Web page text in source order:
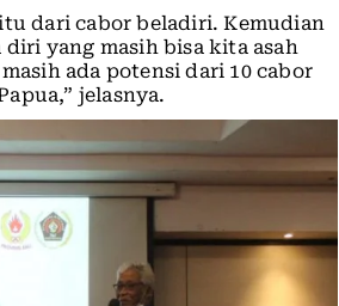
itu dari cabor beladiri. Kemudian
yang masih bisa kita asah
ada potensi dari 10 cabor
jelasnya.